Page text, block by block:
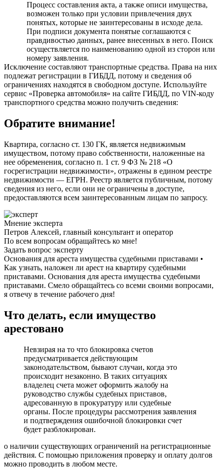
Процесс составления акта, а также описи имущества,
возможен только при условии привлечения двух
понятых, которые не заинтересованы в исходе дела.
При подписи документа понятые соглашаются с
правдивостью данных, ранее внесенных в него. Поиск
осуществляется по наименованию одной из сторон или
номеру заявления.
Исключение составляют транспортные средства. Права на них
подлежат регистрации в ГИБДД, потому и сведения об
ограничениях находятся в свободном доступе. Используйте
сервис «Проверка автомобиля» на сайте ГИБДД, по VIN-коду
транспортного средства можно получить сведения:
Обратите внимание!
Квартира, согласно ст. 130 ГК, является недвижимым
имуществом, потому право собственности, наложенные на
нее обременения, согласно п. 1 ст. 9 ФЗ № 218 «О
госрегистрации недвижимости», отражены в едином реестре
недвижимости — ЕГРН. Реестр является публичным, потому
сведения из него, если они не ограничены в доступе,
предоставляются всем заинтересованным лицам по запросу.
Мнение эксперта
Петров Алексей, главный консультант и оператор
По всем вопросам обращайтесь ко мне!
Задать вопрос эксперту
Основания для ареста имущества судебными приставами •
Как узнать, наложен ли арест на квартиру судебными
приставами. Основания для ареста имущества судебными
приставами. Смело обращайтесь со всеми своими вопросами,
я отвечу в течение рабочего дня!
Что делать, если имущество
арестовано
Невзирая на то что блокировка счетов
предусматривается действующим
законодательством, бывают случаи, когда это
происходит незаконно. В таких ситуациях
владелец счета может оформить жалобу на
руководство службы судебных приставов,
адресованную в прокуратуру или судебные
органы. После процедуры рассмотрения заявления
и подтверждения ошибочной блокировки счет
будет разблокирован.
о наличии существующих ограничений на регистрационные
действия. С помощью приложения проверку и оплату долгов
можно проводить в любом месте.